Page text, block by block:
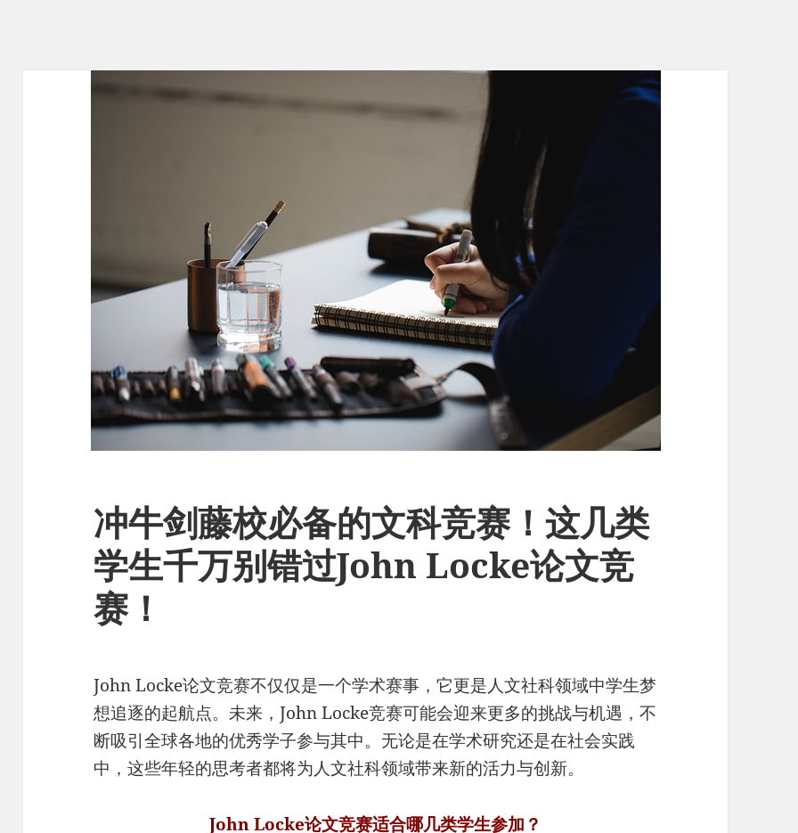
冲牛剑藤校必备的文科竞赛！这几类
学生千万别错过John Locke论文竞
赛！
John Locke论文竞赛不仅仅是一个学术赛事，它更是人文社科领域中学生梦
想追逐的起航点。未来，John Locke竞赛可能会迎来更多的挑战与机遇，不
断吸引全球各地的优秀学子参与其中。无论是在学术研究还是在社会实践
中，这些年轻的思考者都将为人文社科领域带来新的活力与创新。
John Locke论文竞赛适合哪几类学生参加？